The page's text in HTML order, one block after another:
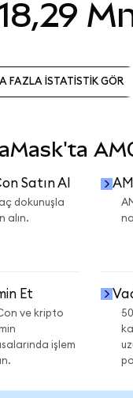
FAZLA İSTATİSTİK GÖR
Satın Al
dokunuşla
alın.
Et
ve kripto
işlem